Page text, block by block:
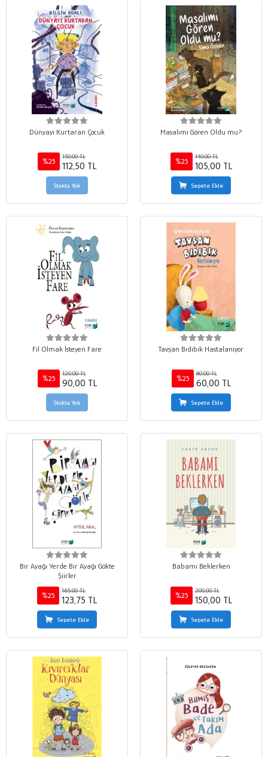
Dünyayı Kurtaran Çocuk
%25
150,00 TL
112,50 TL
Stokta Yok
Masalımı Gören Oldu mu?
%25
140,00 TL
105,00 TL
Sepete Ekle
Fil Olmak İsteyen Fare
%25
120,00 TL
90,00 TL
Stokta Yok
Tavşan Bıdıbık Hastalanıyor
%25
80,00 TL
60,00 TL
Sepete Ekle
Bir Ayağı Yerde Bir Ayağı Gökte
Şiirler
%25
165,00 TL
123,75 TL
Sepete Ekle
Babamı Beklerken
%25
200,00 TL
150,00 TL
Sepete Ekle